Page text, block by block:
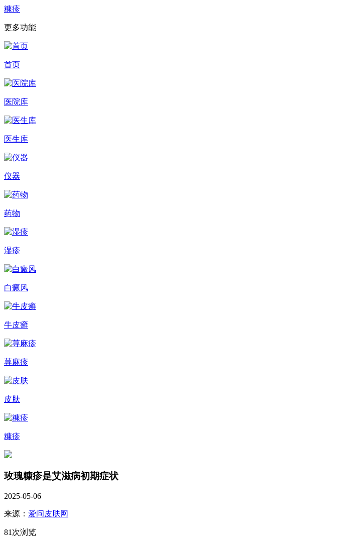
糠疹
更多功能
首页
医院库
医生库
仪器
药物
湿疹
白癜风
牛皮癣
荨麻疹
皮肤
糠疹
玫瑰糠疹是艾滋病初期症状
2025-05-06
来源： 爱问皮肤网
81次浏览